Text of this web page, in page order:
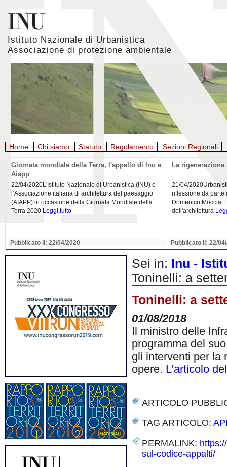
Istituto Nazionale di Urbanistica
Associazione di protezione ambientale
Home Chi siamo Statuto Regolamento Sezioni Regionali
Giornata mondiale della Terra, l'appello di Inu e
Aiapp
22/04/2020L'Istituto Nazionale di Urbanistica (INU) e
l’Associazione italiana di architettura del paesaggio
(AIAPP) in occasione della Giornata Mondiale della
Terra 2020 Leggi tutto
Pubblicato il: 22/04/2020
La
21/04/
riflessione da parte
Domenico Moccia.
dell'architettura
Pubblicato il: 22/
Sei in: Inu -
Toninelli: a
Toninelli: a
01/08/2018
Il ministro delle
programma del
gli interventi per la
opere. L’articolo
ARTICOLO
TAG ARTICOLO:
PERMALINK:
sul-codice-appalti/